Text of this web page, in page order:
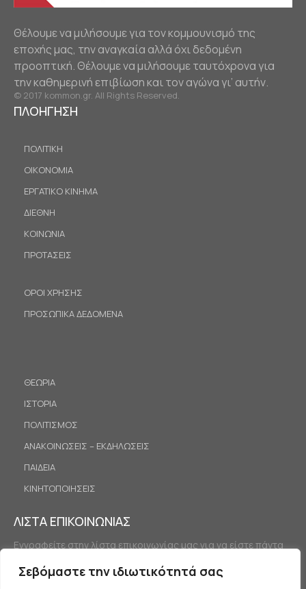
Σεβόμαστε την ιδιωτικότητά σας
Θέλουμε να μιλήσουμε για τον κομμουνισμό της
εποχής μας, την αναγκαία αλλά όχι δεδομένη
προοπτική. Θέλουμε να μιλήσουμε ταυτόχρονα για
την καθημερινή επιβίωση και τον αγώνα γι’ αυτήν.
© 2017 kommon.gr. All Rights Reserved.
ΠΛΟΗΓΗΣΗ
ΠΟΛΙΤΙΚΗ
ΟΙΚΟΝΟΜΙΑ
ΕΡΓΑΤΙΚΟ ΚΙΝΗΜΑ
ΔΙΕΘΝΗ
ΚΟΙΝΩΝΙΑ
ΠΡΟΤΑΣΕΙΣ
ΟΡΟΙ ΧΡΗΣΗΣ
ΠΡΟΣΩΠΙΚΑ ΔΕΔΟΜΕΝΑ
ΘΕΩΡΙΑ
ΙΣΤΟΡΙΑ
ΠΟΛΙΤΙΣΜΟΣ
ΑΝΑΚΟΙΝΩΣΕΙΣ – ΕΚΔΗΛΩΣΕΙΣ
ΠΑΙΔΕΙΑ
ΚΙΝΗΤΟΠΟΙΗΣΕΙΣ
ΛΙΣΤΑ ΕΠΙΚΟΙΝΩΝΙΑΣ
Εγγραφείτε στην λίστα επικοινωνίας μας για να είστε πάντα